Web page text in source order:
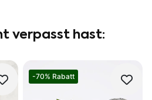
verpasst hast:
-70% Rabatt